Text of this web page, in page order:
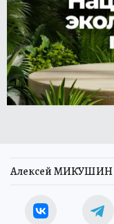
Алексей МИКУШИН